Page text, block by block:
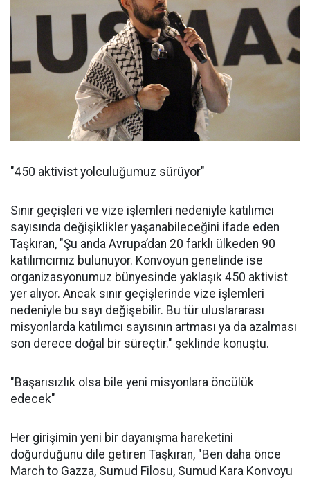
"450 aktivist yolculuğumuz sürüyor"
Sınır geçişleri ve vize işlemleri nedeniyle katılımcı
sayısında değişiklikler yaşanabileceğini ifade eden
Taşkıran, "Şu anda Avrupa’dan 20 farklı ülkeden 90
katılımcımız bulunuyor. Konvoyun genelinde ise
organizasyonumuz bünyesinde yaklaşık 450 aktivist
yer alıyor. Ancak sınır geçişlerinde vize işlemleri
nedeniyle bu sayı değişebilir. Bu tür uluslararası
misyonlarda katılımcı sayısının artması ya da azalması
son derece doğal bir süreçtir." şeklinde konuştu.
"Başarısızlık olsa bile yeni misyonlara öncülük
edecek"
Her girişimin yeni bir dayanışma hareketini
doğurduğunu dile getiren Taşkıran, "Ben daha önce
March to Gazza, Sumud Filosu, Sumud Kara Konvoyu